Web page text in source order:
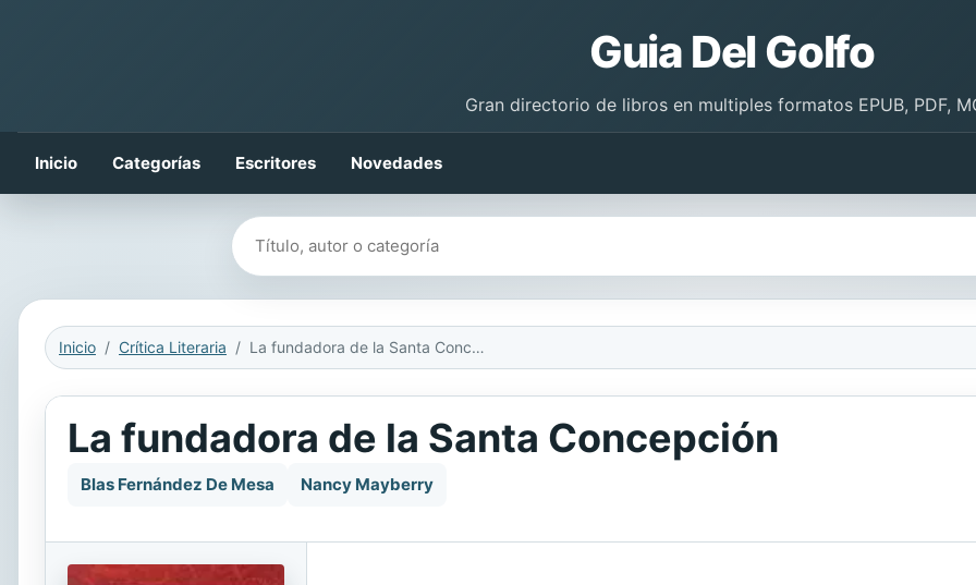
Guia Del Golfo
Gran directorio de libros en multiples formatos EPUB, PDF,
Inicio Categorías Escritores Novedades
Buscar libros
Inicio Crítica Literaria La fundadora de la Santa Concepción
La fundadora de la Santa Concepción
Blas Fernández De Mesa Nancy Mayberry